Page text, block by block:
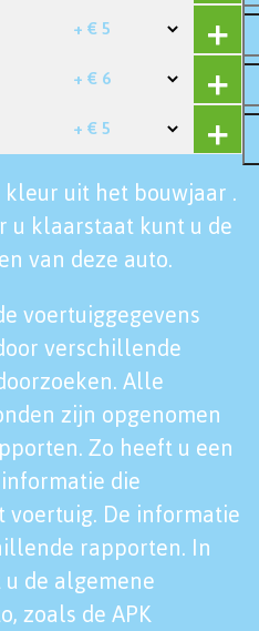
+ € 5
+ € 6
+ € 5
uit het bouwjaar .
u klaarstaat kunt u de
van deze auto.
voertuiggegevens
verschillende
Alle
zijn opgenomen
Zo heeft u een
die
voertuig. De informatie
rapporten. In
de algemene
zoals de APK